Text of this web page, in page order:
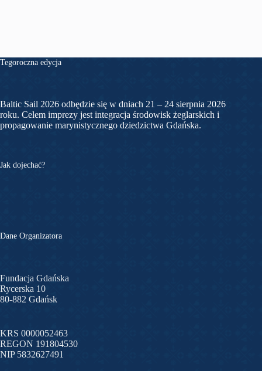
Tegoroczna edycja
Baltic Sail 2026 odbędzie się w dniach 21 – 24 sierpnia 2026
roku. Celem imprezy jest integracja środowisk żeglarskich i
propagowanie marynistycznego dziedzictwa Gdańska.
Jak dojechać?
Dane Organizatora
Fundacja Gdańska
Rycerska 10
80-882 Gdańsk
KRS 0000052463
REGON 191804530
NIP 5832627491